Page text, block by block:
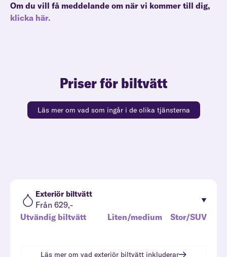
Om du vill få meddelande om när vi kommer till dig,
klicka här.
Priser för biltvätt
Läs mer om vad som ingår i de olika tjänsterna
Exteriör biltvätt
Från 629,-
Utvändig biltvätt
Liten/medium Stor/SUV
Läs mer om vad exteriör biltvätt inkluderar